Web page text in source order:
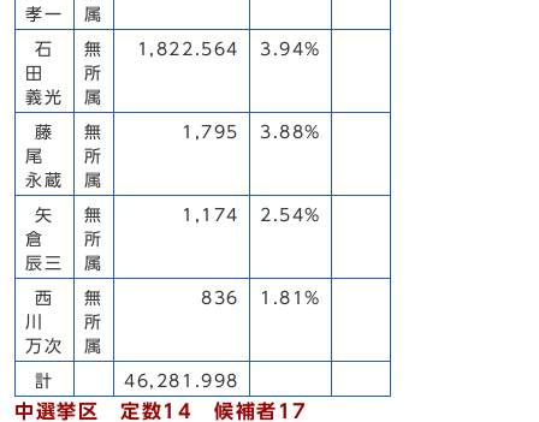
孝一
属
石
田
義光
無
所
属
1,822.564 3.94%
藤
尾
永蔵
無
所
属
1,795 3.88%
矢
倉
辰三
無
所
属
1,174 2.54%
西
川
万次
無
所
属
836 1.81%
計 46,281.998
中選挙区 定数14 候補者17